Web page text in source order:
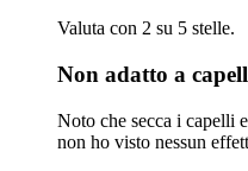
Valuta con 2 su 5 stelle.
Non adatto a
Noto che secca i capelli
non ho visto nessun